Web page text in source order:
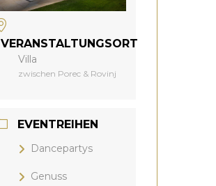
VERANSTALTUNGSORT
Villa
zwischen Porec & Rovinj
EVENTREIHEN
Dancepartys
Genuss